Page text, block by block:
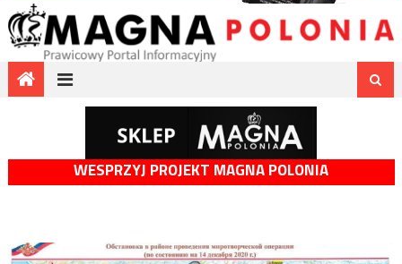
WESPRZYJ PROJEKT MAGNA POLONIA